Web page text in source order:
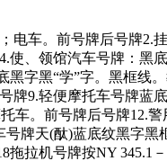
车。前号牌后号牌
、领馆汽车号牌：黑
字黑“学”字。黑框线
牌9.轻便摩托车号牌蓝
车。前号牌后号牌12.
牌天(酞)蓝底纹黑字
拉机号牌按NY 345.1